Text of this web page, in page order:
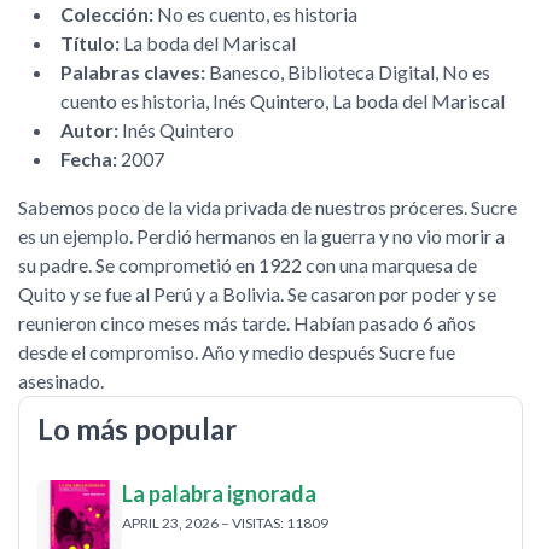
Colección: No es cuento, es historia
Título: La boda del Mariscal
Palabras claves: Banesco, Biblioteca Digital, No es
cuento es historia, Inés Quintero, La boda del Mariscal
Autor: Inés Quintero
Fecha: 2007
Sabemos poco de la vida privada de nuestros próceres. Sucre
es un ejemplo. Perdió hermanos en la guerra y no vio morir a
su padre. Se comprometió en 1922 con una marquesa de
Quito y se fue al Perú y a Bolivia. Se casaron por poder y se
reunieron cinco meses más tarde. Habían pasado 6 años
desde el compromiso. Año y medio después Sucre fue
asesinado.
Lo más popular
La palabra ignorada
APRIL 23, 2026 – VISITAS: 11809